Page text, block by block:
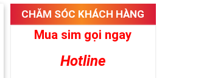
CHĂM SÓC KHÁCH HÀNG
Mua sim gọi ngay
Hotline